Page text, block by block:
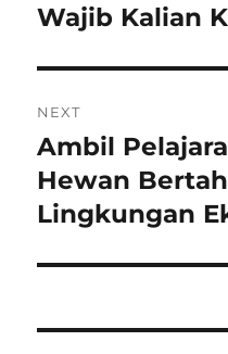
Wajib Kalian
NEXT
Next
post:
Ambil
Hewan
Lingkungan